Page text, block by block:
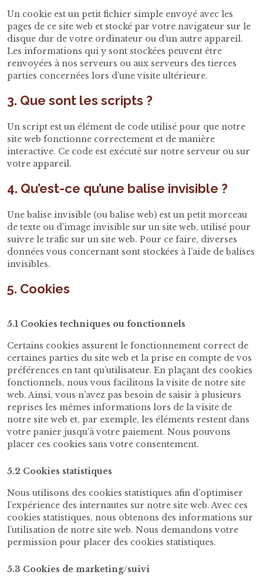
Un cookie est un petit fichier simple envoyé avec les
pages de ce site web et stocké par votre navigateur sur le
disque dur de votre ordinateur ou d’un autre appareil.
Les informations qui y sont stockées peuvent être
renvoyées à nos serveurs ou aux serveurs des tierces
parties concernées lors d’une visite ultérieure.
3. Que sont les scripts ?
Un script est un élément de code utilisé pour que notre
site web fonctionne correctement et de manière
interactive. Ce code est exécuté sur notre serveur ou sur
votre appareil.
4. Qu’est-ce qu’une balise invisible ?
Une balise invisible (ou balise web) est un petit morceau
de texte ou d’image invisible sur un site web, utilisé pour
suivre le trafic sur un site web. Pour ce faire, diverses
données vous concernant sont stockées à l’aide de balises
invisibles.
5. Cookies
5.1 Cookies techniques ou fonctionnels
Certains cookies assurent le fonctionnement correct de
certaines parties du site web et la prise en compte de vos
préférences en tant qu’utilisateur. En plaçant des cookies
fonctionnels, nous vous facilitons la visite de notre site
web. Ainsi, vous n’avez pas besoin de saisir à plusieurs
reprises les mêmes informations lors de la visite de
notre site web et, par exemple, les éléments restent dans
votre panier jusqu’à votre paiement. Nous pouvons
placer ces cookies sans votre consentement.
5.2 Cookies statistiques
Nous utilisons des cookies statistiques afin d’optimiser
l’expérience des internautes sur notre site web. Avec ces
cookies statistiques, nous obtenons des informations sur
l’utilisation de notre site web. Nous demandons votre
permission pour placer des cookies statistiques.
5.3 Cookies de marketing/suivi